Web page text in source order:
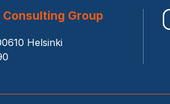
Consulting Group
Helsinki